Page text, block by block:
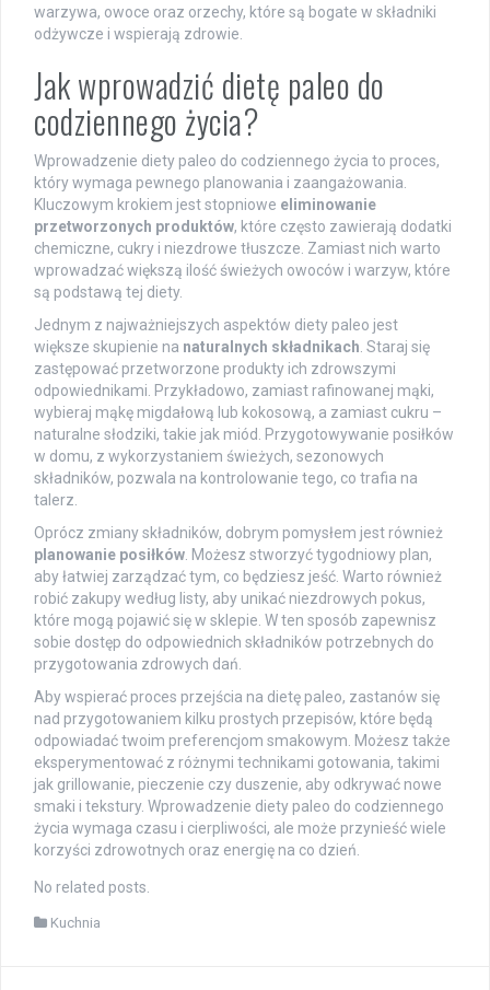
warzywa, owoce oraz orzechy, które są bogate w składniki
odżywcze i wspierają zdrowie.
Jak wprowadzić dietę paleo do
codziennego życia?
Wprowadzenie diety paleo do codziennego życia to proces,
który wymaga pewnego planowania i zaangażowania.
Kluczowym krokiem jest stopniowe eliminowanie
przetworzonych produktów, które często zawierają dodatki
chemiczne, cukry i niezdrowe tłuszcze. Zamiast nich warto
wprowadzać większą ilość świeżych owoców i warzyw, które
są podstawą tej diety.
Jednym z najważniejszych aspektów diety paleo jest
większe skupienie na naturalnych składnikach . Staraj się
zastępować przetworzone produkty ich zdrowszymi
odpowiednikami. Przykładowo, zamiast rafinowanej mąki,
wybieraj mąkę migdałową lub kokosową, a zamiast cukru –
naturalne słodziki, takie jak miód. Przygotowywanie posiłków
w domu, z wykorzystaniem świeżych, sezonowych
składników, pozwala na kontrolowanie tego, co trafia na
talerz.
Oprócz zmiany składników, dobrym pomysłem jest również
planowanie posiłków . Możesz stworzyć tygodniowy plan,
aby łatwiej zarządzać tym, co będziesz jeść. Warto również
robić zakupy według listy, aby unikać niezdrowych pokus,
które mogą pojawić się w sklepie. W ten sposób zapewnisz
sobie dostęp do odpowiednich składników potrzebnych do
przygotowania zdrowych dań.
Aby wspierać proces przejścia na dietę paleo, zastanów się
nad przygotowaniem kilku prostych przepisów, które będą
odpowiadać twoim preferencjom smakowym. Możesz także
eksperymentować z różnymi technikami gotowania, takimi
jak grillowanie, pieczenie czy duszenie, aby odkrywać nowe
smaki i tekstury. Wprowadzenie diety paleo do codziennego
życia wymaga czasu i cierpliwości, ale może przynieść wiele
korzyści zdrowotnych oraz energię na co dzień.
No related posts.
Kuchnia